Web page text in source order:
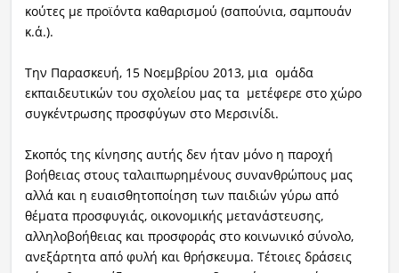
κούτες με προϊόντα καθαρισμού (σαπούνια, σαμπουάν
κ.ά.).
Την Παρασκευή, 15 Νοεμβρίου 2013, μια ομάδα
εκπαιδευτικών του σχολείου μας τα μετέφερε στο χώρο
συγκέντρωσης προσφύγων στο Μερσινίδι.
Σκοπός της κίνησης αυτής δεν ήταν μόνο η παροχή
βοήθειας στους ταλαιπωρημένους συνανθρώπους μας
αλλά και η ευαισθητοποίηση των παιδιών γύρω από
θέματα προσφυγιάς, οικονομικής μετανάστευσης,
αλληλοβοήθειας και προσφοράς στο κοινωνικό σύνολο,
ανεξάρτητα από φυλή και θρήσκευμα. Τέτοιες δράσεις